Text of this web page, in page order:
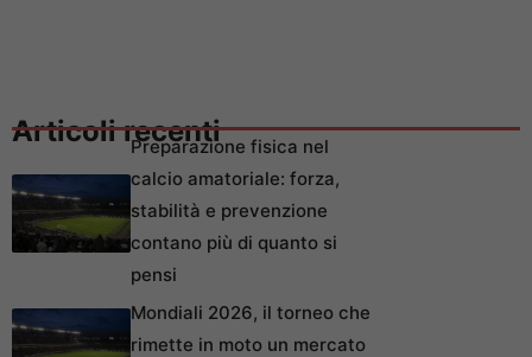
Articoli recentiPreparazione fisica nel
calcio amatoriale: forza,
stabilità e prevenzione
contano più di quanto si
pensi
Mondiali 2026, il torneo che
rimette in moto un mercato